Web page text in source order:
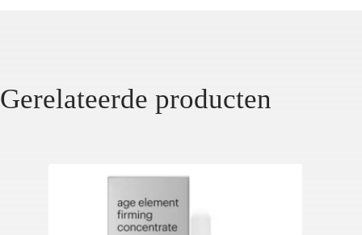
Gerelateerde producten